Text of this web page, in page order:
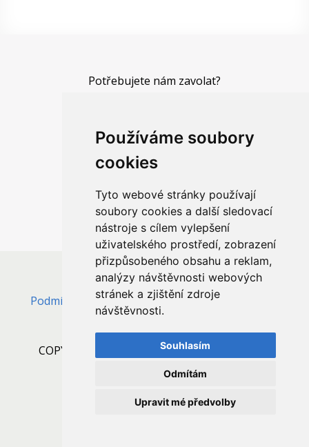
Používáme soubory
cookies
Tyto webové stránky používají
soubory cookies a další sledovací
nástroje s cílem vylepšení
uživatelského prostředí, zobrazení
přizpůsobeného obsahu a reklam,
analýzy návštěvnosti webových
stránek a zjištění zdroje
návštěvnosti.
Souhlasím
Odmítám
Upravit mé předvolby
Potřebujete nám zavolat?
info@malirstvi-skoda.cz
Jsme také na sociálních sítích
Podmínky použití/Zpracování souborů cookie
Změna nastavení
COPYRIGHT © 2006 - 2020,. VŠECHNA PRÁVA
VYHRAZENA